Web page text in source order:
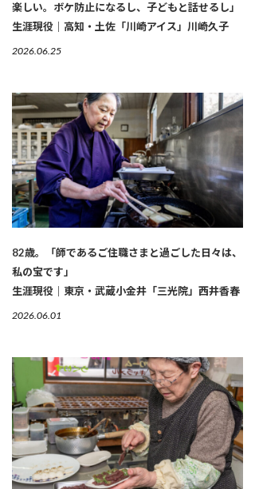
楽しい。ボケ防止になるし、子どもと話せるし」
生涯現役｜高知・土佐「川崎アイス」川崎久子
2026.06.25
82歳。「師であるご住職さまと過ごした日々は、
私の宝です」
生涯現役｜東京・武蔵小金井「三光院」西井香春
2026.06.01